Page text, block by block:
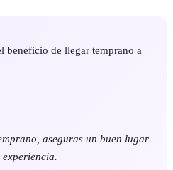
beneficio de llegar temprano a
aseguras un buen lugar